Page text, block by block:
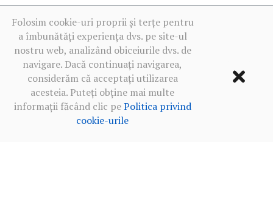
Folosim cookie-uri proprii și terțe pentru
a îmbunătăți experiența dvs. pe site-ul
nostru web, analizând obiceiurile dvs. de
navigare. Dacă continuați navigarea,
considerăm că acceptați utilizarea
acesteia. Puteți obține mai multe
informații făcând clic pePolitica privind
cookie-urile